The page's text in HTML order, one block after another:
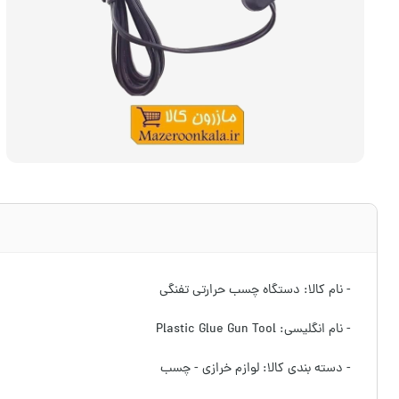
- نام کالا: دستگاه چسب حرارتی تفنگی
- نام انگلیسی: Plastic Glue Gun Tool
- دسته بندی کالا: لوازم خرازی - چسب